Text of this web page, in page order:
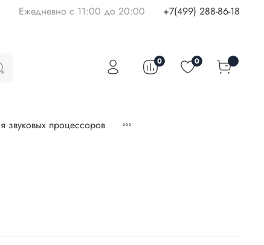
Ежедневно с 11:00 до 20:00 +7(499) 288-86-18
0 0
звуковых процессоров